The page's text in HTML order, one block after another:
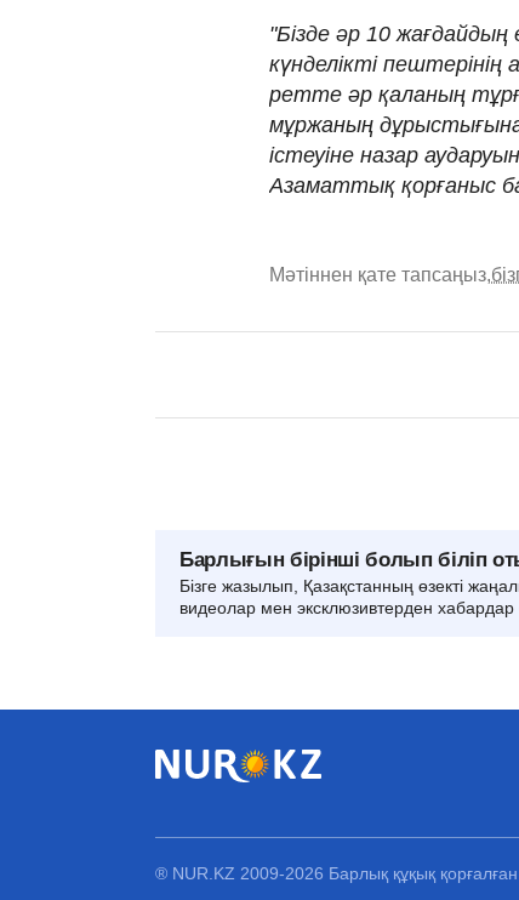
"Бізде әр 10
күнделікті
ретте әр қаланың
мұржаның
істеуіне назар
Азаматтық қорғаныс
Мәтіннен қате тапсаңыз,
Барлығын бірінші болып біліп
Бізге жазылып, Қазақстанның өзекті
видеолар мен эксклюзивтерден хабардар
® NUR.KZ 2009-2026 Барлық құқық